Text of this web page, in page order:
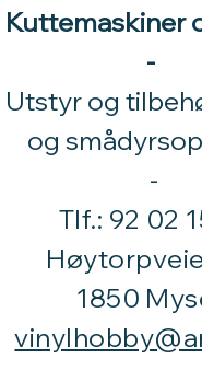
Kuttemaskiner
-
Utstyr og
og
​-
Tlf.: 92 02
1850